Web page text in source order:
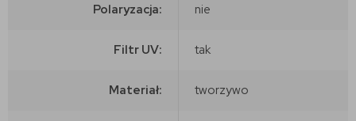
Polaryzacja: nie
Filtr UV: tak
Materiał: tworzywo